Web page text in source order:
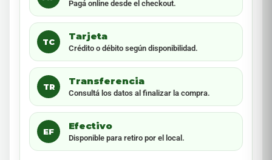
Pagá online desde el checkout.
TC
Tarjeta
Crédito o débito según disponibilidad.
TR
Transferencia
Consultá los datos al finalizar la compra.
EF
Efectivo
Disponible para retiro por el local.